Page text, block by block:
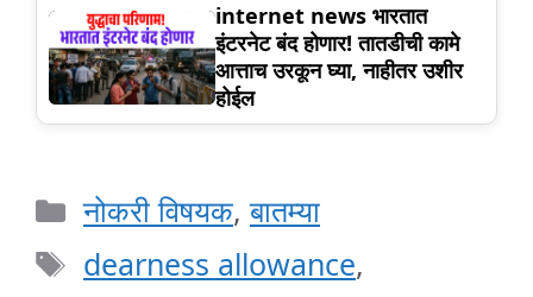
internet news भारतात
इंटरनेट बंद होणार! तातडीची कामे
आत्ताच उरकून घ्या, नाहीतर उशीर
होईल
Categories
नोकरी विषयक,बातम्या
Tags
dearness allowance,